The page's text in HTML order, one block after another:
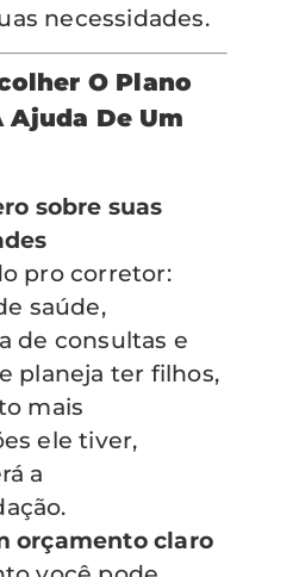
necessidades.
O Plano
Ajuda De Um
sobre suas
pro corretor:
saúde,
de consultas e
planeja ter filhos,
mais
ele tiver,
a
orçamento claro